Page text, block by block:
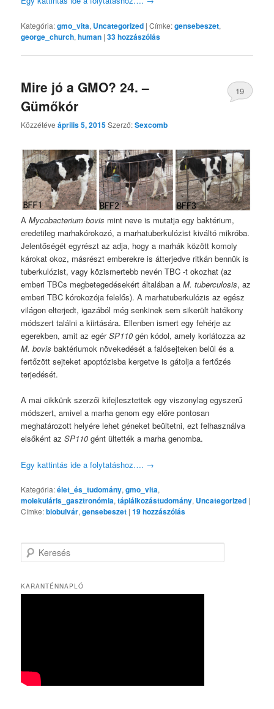
Kategória:gmo_vita, Uncategorized |Címke:gensebeszet,
george_church,human |33hozzászólás
Mire jó a GMO? 24. –
Gümőkór
Közzétéveáprilis 5, 2015Szerző:Sexcomb
19
AMycobacterium bovis mint neve is mutatja egy baktérium,
eredetileg marhakórokozó, a marhatuberkulózist kiváltó mikróba.
Jelentőségét egyrészt az adja, hogy a marhák között komoly
károkat okoz, másrészt emberekre is átterjedve ritkán bennük is
tuberkulózist, vagy közismertebb nevén TBC -t okozhat (az
emberi TBCs megbetegedésekért általában aM. tuberculosis, az
emberi TBC kórokozója felelős). A marhatuberkulózis az egész
világon elterjedt, igazából még senkinek sem sikerült hatékony
módszert találni a kiirtására. Ellenben ismert egy fehérje az
egerekben, amit az egérSP110 gén kódol, amely korlátozza az
M. bovis baktériumok növekedését a falósejteken belül és a
fertőzött sejteket apoptózisba kergetve is gátolja a fertőzés
terjedését.
A mai cikkünk szerzői kifejlesztettek egy viszonylag egyszerű
módszert, amivel a marha genom egy előre pontosan
meghatározott helyére lehet géneket beültetni, ezt felhasználva
elsőként azSP110 gént ültették a marha genomba.
Egy kattintás ide a folytatáshoz…. →
Kategória:élet_és_tudomány,gmo_vita,
molekuláris_gasztronómia,táplálkozástudomány, Uncategorized |
Címke:biobulvár,gensebeszet |19hozzászólás
e
e
s
KARANTÉNNAPLÓ